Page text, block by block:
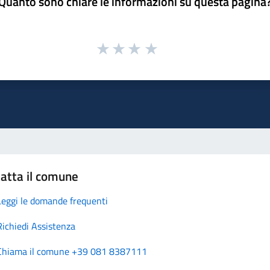
il comune
le domande frequenti
Assistenza
il comune +39 081 8387111